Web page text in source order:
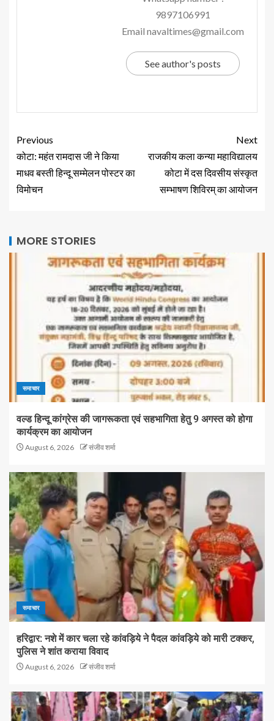
9897106991
Email navaltimes@gmail.com
See author's posts
Previous
कोटा: महंत रामदास जी ने किया
माधव बस्ती हिन्दू सम्मेलन पोस्टर का
विमोचन
Next
राजकीय कला कन्या महाविद्यालय
कोटा में दस दिवसीय संस्कृत
सम्भाषण शिविरम् का आयोजन
MORE STORIES
समाचार
वल्ड हिन्दू कांग्रेस की जागरूकता एवं सहभागिता हेतु 9 अगस्त को होगा
कार्यक्रम का आयोजन
August 6, 2026 संजीव शर्मा
समाचार
हरिद्वार: नशे में कार चला रहे कांवड़िये ने पैदल कांवड़िये को मारी टक्कर,
पुलिस ने शांत कराया विवाद
August 6, 2026 संजीव शर्मा